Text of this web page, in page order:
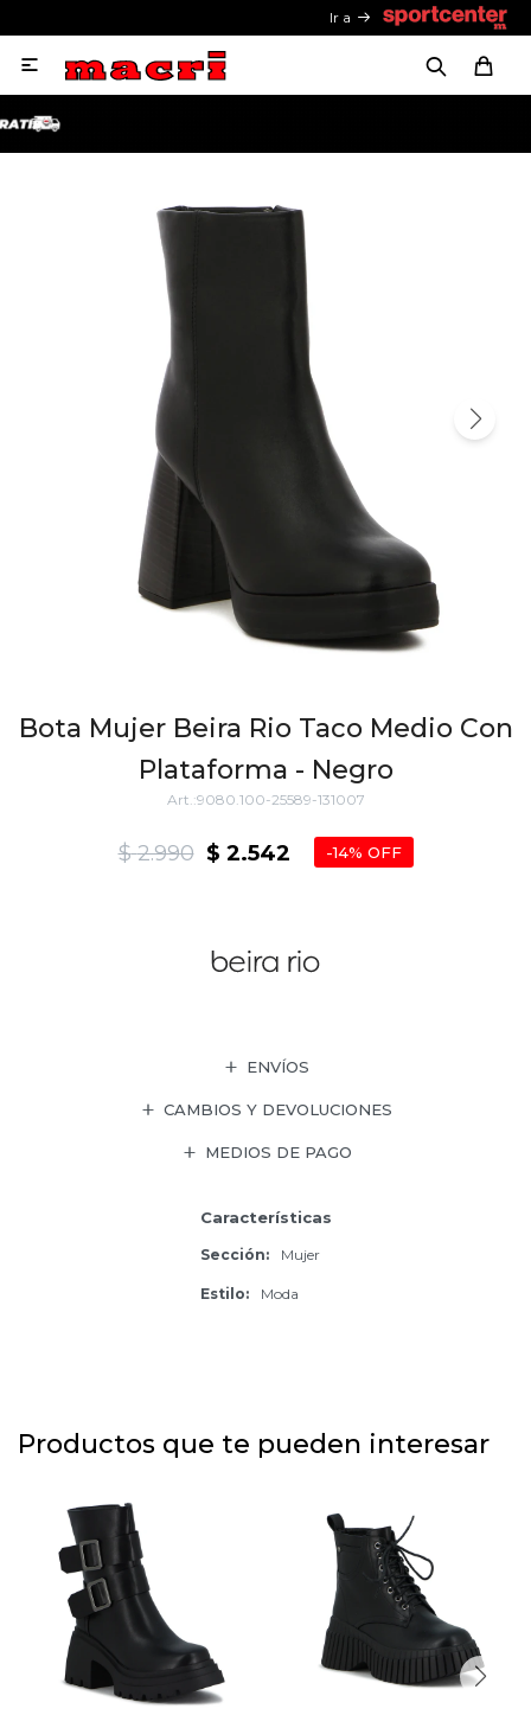
Ir a

Bota Mujer Beira Rio Taco Medio Con
Plataforma - Negro
9080.100-25589-131007
$ 2.542
$ 2.990 14
ENVÍOS
CAMBIOS Y DEVOLUCIONES
MEDIOS DE PAGO
Características
Sección Mujer
Estilo Moda
Productos que te pueden interesar